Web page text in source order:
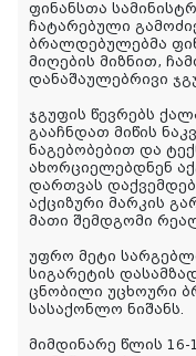
ფინანსთა
ჩატარებული
ბრალდებულებმა
მიღების მიზნით,
დანაშაულებრივი
ჯგუფის წევრებს
გააჩნდათ მიწის
ნაგებობებით და
ახორციელებდნენ
დართვას
აქციზური მარკის
მათი შემდგომი
უფრო მეტი
სიგარეტის
ცნობილი უცხოური
სასაქონლო ნიშანს.
მიმდინარე წლის 16-